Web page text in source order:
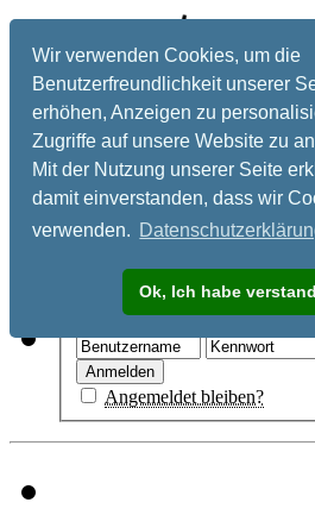
Wir verwenden Cookies, um die
Benutzerfreundlichkeit unserer
erhöhen, Anzeigen zu
Zugriffe auf unsere Website zu
Mit der Nutzung unserer Seite
damit einverstanden, dass wir
verwenden.
Ok, Ich habe
Registrieren
Angemeldet bleiben?